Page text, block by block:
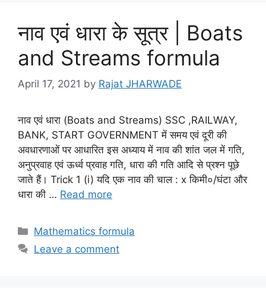
नाव एवं धारा के सूत्र | Boats
and Streams formula
April 17, 2021 by Rajat JHARWADE
नाव एवं धारा (Boats and Streams) SSC ,RAILWAY,
BANK, START GOVERNMENT में समय एवं दूरी की
अवधारणाओं पर आधारित इस अध्याय में नाव की शांत जल में गति,
अनुप्रवाह एवं ऊर्ध्व प्रवाह गति, धारा की गति आदि से प्रश्न पूछे
जाते हैं। Trick 1 (i) यदि एक नाव की चाल : x किमी०/घंटा और
धारा की … Read more
Categories
Mathematics formula
Leave a comment